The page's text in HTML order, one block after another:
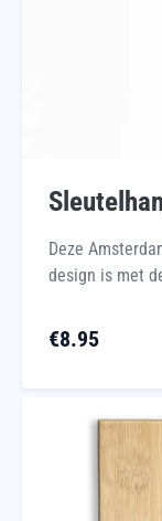
Deze
design is met
€8.95